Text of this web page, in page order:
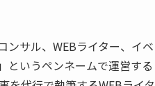
ンサル、WEBライター、イベ
というペンネームで運営する